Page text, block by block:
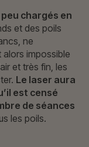
chargés en
et des poils
ne
impossible
et très fin, les
Le laser aura
est censé
de séances
les poils.